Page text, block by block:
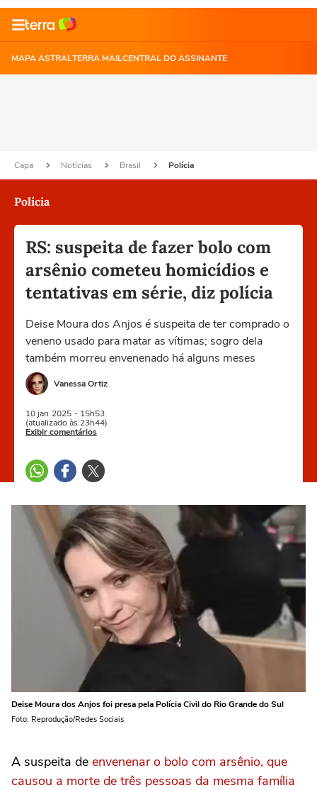
MAPA ASTRALTERRA MAILCENTRAL DO ASSINANTE
Capa Notícias Brasil Polícia
Polícia
RS: suspeita de fazer bolo com
arsênio cometeu homicídios e
tentativas em série, diz polícia
Deise Moura dos Anjos é suspeita de ter comprado o
veneno usado para matar as vítimas; sogro dela
também morreu envenenado há alguns meses
Vanessa Ortiz
10 jan 2025 - 15h53
(atualizado às 23h44)
Exibir comentários
Deise Moura dos Anjos foi presa pela Polícia Civil do Rio Grande do Sul
Foto: Reprodução/Redes Sociais
A suspeita de envenenar o bolo com arsênio, que
causou a morte de três pessoas da mesma família